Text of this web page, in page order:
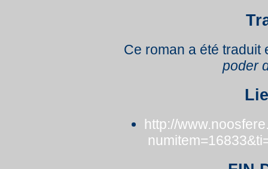
Ce roman a été traduit
poder
http://